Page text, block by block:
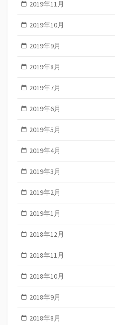
2019年11月
2019年10月
2019年9月
2019年8月
2019年7月
2019年6月
2019年5月
2019年4月
2019年3月
2019年2月
2019年1月
2018年12月
2018年11月
2018年10月
2018年9月
2018年8月